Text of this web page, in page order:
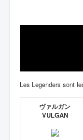
Les Legenders sont
ヴァルガン
VULGAN